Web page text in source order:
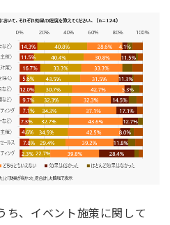
ち、イベント施策に関して